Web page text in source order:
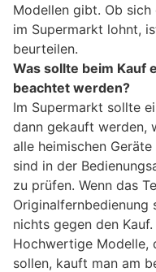
Modellen gibt. Ob
im Supermarkt lohnt,
beurteilen.
Was sollte beim Kauf
beachtet werden?
Im Supermarkt sollte
dann gekauft werden,
alle heimischen
sind in der
zu prüfen. Wenn das
nichts gegen den Kauf.
Hochwertige Modelle,
sollen, kauft man am